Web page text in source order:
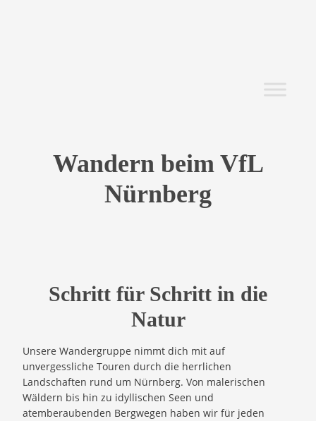
Wandern beim VfL
Nürnberg
Schritt für Schritt in die
Natur
Unsere Wandergruppe nimmt dich mit auf
unvergessliche Touren durch die herrlichen
Landschaften rund um Nürnberg. Von malerischen
Wäldern bis hin zu idyllischen Seen und
atemberaubenden Bergwegen haben wir für jeden